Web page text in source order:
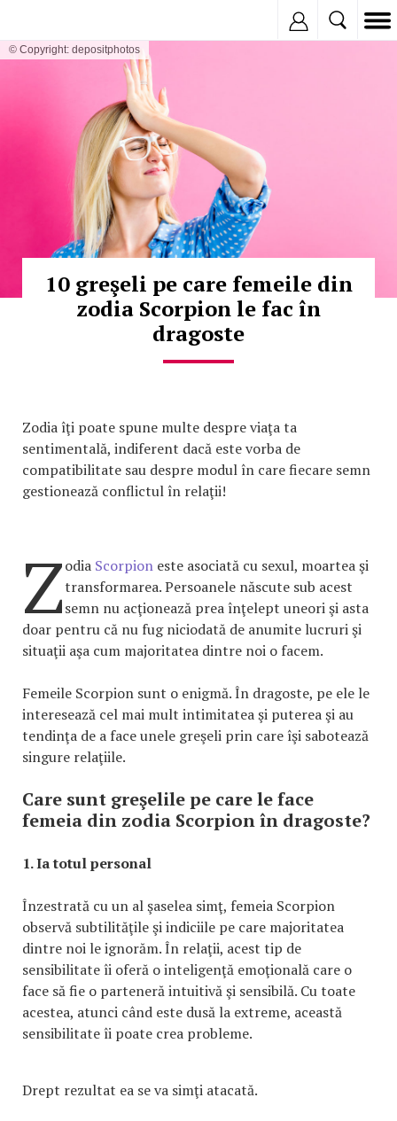
© Copyright: depositphotos
10 greşeli pe care femeile din
zodia Scorpion le fac în
dragoste
Zodia îţi poate spune multe despre viaţa ta
sentimentală, indiferent dacă este vorba de
compatibilitate sau despre modul în care fiecare semn
gestionează conflictul în relaţii!
Zodia Scorpion este asociată cu sexul, moartea şi
transformarea. Persoanele născute sub acest
semn nu acţionează prea înţelept uneori şi asta
doar pentru că nu fug niciodată de anumite lucruri şi
situaţii aşa cum majoritatea dintre noi o facem.
Femeile Scorpion sunt o enigmă. În dragoste, pe ele le
interesează cel mai mult intimitatea şi puterea şi au
tendinţa de a face unele greşeli prin care îşi sabotează
singure relaţiile.
Care sunt greşelile pe care le face
femeia din zodia Scorpion în dragoste?
1. Ia totul personal
Înzestrată cu un al şaselea simţ, femeia Scorpion
observă subtilităţile şi indiciile pe care majoritatea
dintre noi le ignorăm. În relaţii, acest tip de
sensibilitate îi oferă o inteligenţă emoţională care o
face să fie o parteneră intuitivă şi sensibilă. Cu toate
acestea, atunci când este dusă la extreme, această
sensibilitate îi poate crea probleme.
Drept rezultat ea se va simţi atacată.